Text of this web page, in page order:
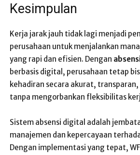
Kesimpulan
Kerja jarak jauh tidak lagi menjadi
perusahaan untuk menjalankan
yang rapi dan efisien. Dengan
berbasis digital, perusahaan tetap
kehadiran secara akurat,
tanpa mengorbankan fleksibilitas
Sistem absensi digital adalah
manajemen dan kepercayaan
Dengan implementasi yang tepat,